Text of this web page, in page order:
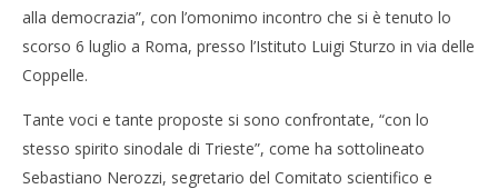
alla democrazia”, con l’omonimo incontro che si è tenuto lo
scorso 6 luglio a Roma, presso l’Istituto Luigi Sturzo in via delle
Coppelle.
Tante voci e tante proposte si sono confrontate, “con lo
stesso spirito sinodale di Trieste”, come ha sottolineato
Sebastiano Nerozzi, segretario del Comitato scientifico e